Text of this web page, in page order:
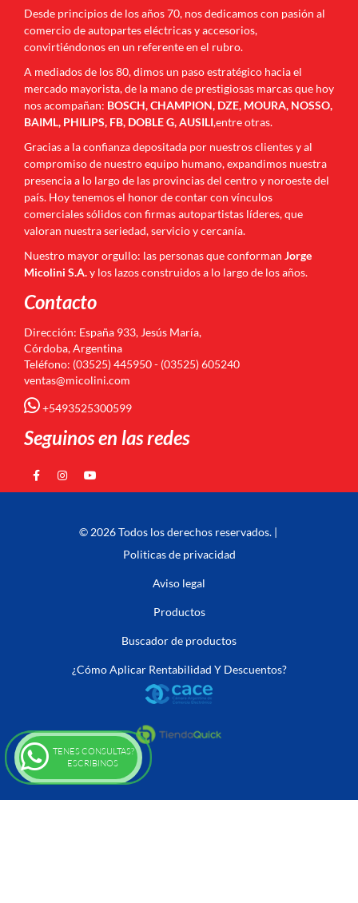
Desde principios de los años 70, nos dedicamos con pasión al
comercio de autopartes eléctricas y accesorios,
convirtiéndonos en un referente en el rubro.
A mediados de los 80, dimos un paso estratégico hacia el
mercado mayorista, de la mano de prestigiosas marcas que hoy
nos acompañan: BOSCH, CHAMPION, DZE, MOURA, NOSSO,
BAIML, PHILIPS, FB, DOBLE G, AUSILI,entre otras.
Gracias a la confianza depositada por nuestros clientes y al
compromiso de nuestro equipo humano, expandimos nuestra
presencia a lo largo de las provincias del centro y noroeste del
país. Hoy tenemos el honor de contar con vínculos
comerciales sólidos con firmas autopartistas líderes, que
valoran nuestra seriedad, servicio y cercanía.
Nuestro mayor orgullo: las personas que conforman Jorge
Micolini S.A.y los lazos construidos a lo largo de los años.
Contacto
Dirección: España 933, Jesús María,
Córdoba, Argentina
Teléfono: (03525) 445950 - (03525) 605240
ventas@micolini.com
+5493525300599
Seguinos en las redes
© 2026 Todos los derechos reservados. |
Politicas de privacidad
Aviso legal
Productos
Buscador de productos
¿Cómo Aplicar Rentabilidad Y Descuentos?
TENES CONSULTAS?
ESCRIBINOS